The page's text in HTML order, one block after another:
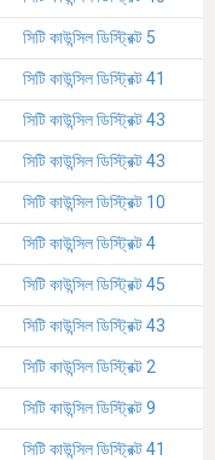
সিটি কাউন্সিল ডিস্ট্রিক্ট 5
সিটি কাউন্সিল ডিস্ট্রিক্ট 41
সিটি কাউন্সিল ডিস্ট্রিক্ট 43
সিটি কাউন্সিল ডিস্ট্রিক্ট 43
সিটি কাউন্সিল ডিস্ট্রিক্ট 10
সিটি কাউন্সিল ডিস্ট্রিক্ট 4
সিটি কাউন্সিল ডিস্ট্রিক্ট 45
সিটি কাউন্সিল ডিস্ট্রিক্ট 43
সিটি কাউন্সিল ডিস্ট্রিক্ট 2
সিটি কাউন্সিল ডিস্ট্রিক্ট 9
সিটি কাউন্সিল ডিস্ট্রিক্ট 41